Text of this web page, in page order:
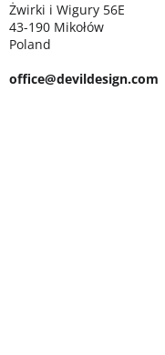
Żwirki i Wigury 56E
43-190 Mikołów
Poland
office@devildesign.com